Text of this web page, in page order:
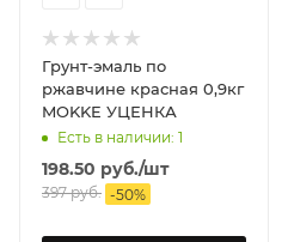
Грунт-эмаль по
ржавчине красная 0,9кг
MOKKE УЦЕНКА
Есть в наличии: 1
198.50 руб./шт
397руб. -50%